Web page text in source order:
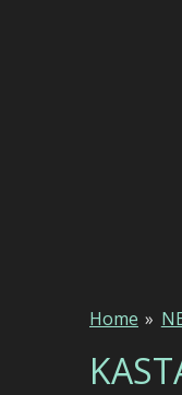
Home »